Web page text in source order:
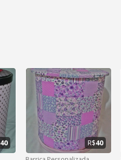
40 R$40